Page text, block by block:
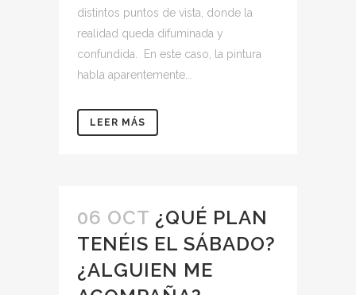
distintos puntos de vista, donde la
realidad queda difuminada y
confundida. En este caso, la pintura
habla aparentemente...
LEER MÁS
06 OCT ¿QUÉ PLAN
TENÉIS EL SÁBADO?
¿ALGUIEN ME